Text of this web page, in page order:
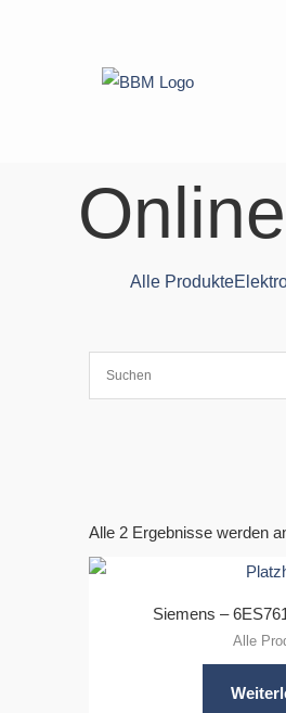
Alle Produkte
Alle 2 Ergebnisse werden
Siemens –
Alle